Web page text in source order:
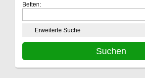
Betten:
Erweiterte Suche